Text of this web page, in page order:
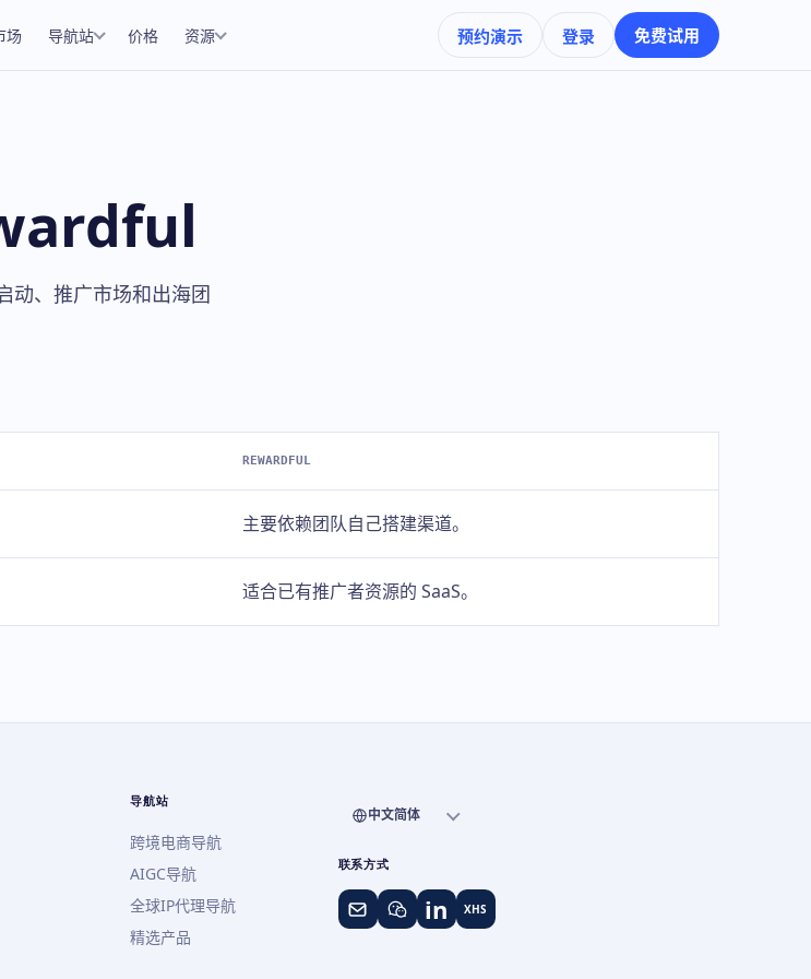
场 导航站 价格 资源 预约演示 登录 免费试用
动、推广市场和出海团
REWARDFUL
主要依赖团队自己搭建渠道。
适合已有推广者资源的 SaaS。
导航站
跨境电商导航
AIGC导航
全球IP代理导航
精选产品
中文简体
联系方式
in XHS